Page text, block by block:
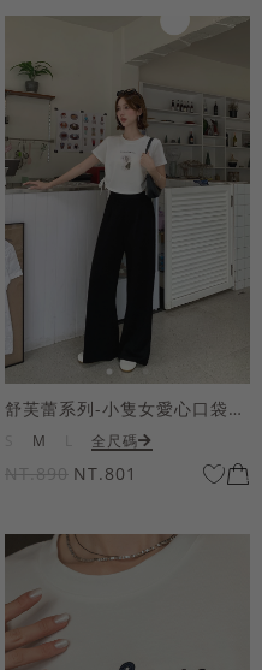
舒芙蕾系列-小隻女愛心口袋寬褲
M 全尺碼
NT.890 NT.801